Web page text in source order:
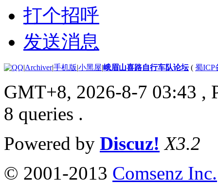
打个招呼
发送消息
|Archiver|手机版|小黑屋|峨眉山喜路自行车队论坛( 蜀ICP
GMT+8, 2026-8-7 03:43 ,
8 queries .
Powered by Discuz! X3.2
© 2001-2013 Comsenz Inc.